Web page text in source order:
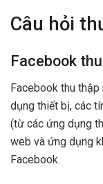
Câu hỏi
Facebook
Facebook thu
dụng thiết bị, các
(từ các ứng dụng
web và ứng dụng
Facebook.